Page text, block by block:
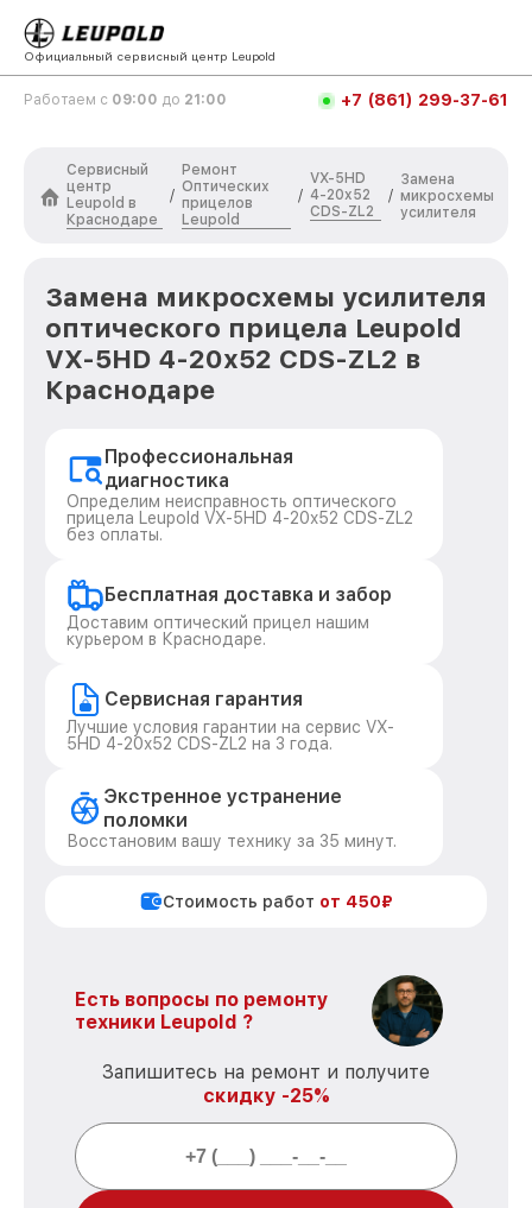
Официальный сервисный центр Leupold
Работаем с 09:00 до 21:00 +7 (861) 299-37-61
Сервисный
центр
Leupold в
Краснодаре
/
Ремонт
Оптических
прицелов
Leupold
/
VX-5HD
4-20x52
CDS-ZL2
/
Замена
микросхемы
усилителя
Замена микросхемы усилителя
оптического прицела Leupold
VX-5HD 4-20x52 CDS-ZL2 в
Краснодаре
Профессиональная
диагностика
Определим неисправность оптического
прицела Leupold VX-5HD 4-20x52 CDS-ZL2
без оплаты.
Бесплатная доставка и забор
Доставим оптический прицел нашим
курьером в Краснодаре.
Сервисная гарантия
Лучшие условия гарантии на сервис VX-
5HD 4-20x52 CDS-ZL2 на 3 года.
Экстренное устранение
поломки
Восстановим вашу технику за 35 минут.
Стоимость работ от 450₽
Есть вопросы по ремонту
техники Leupold ?
Запишитесь на ремонт и получите
скидку -25%